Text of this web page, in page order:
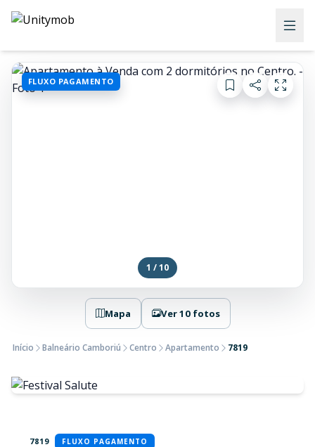
FLUXO PAGAMENTO
1 / 10
Mapa Ver 10 fotos
Início Balneário Camboriú Centro Apartamento 7819
7819 FLUXO PAGAMENTO